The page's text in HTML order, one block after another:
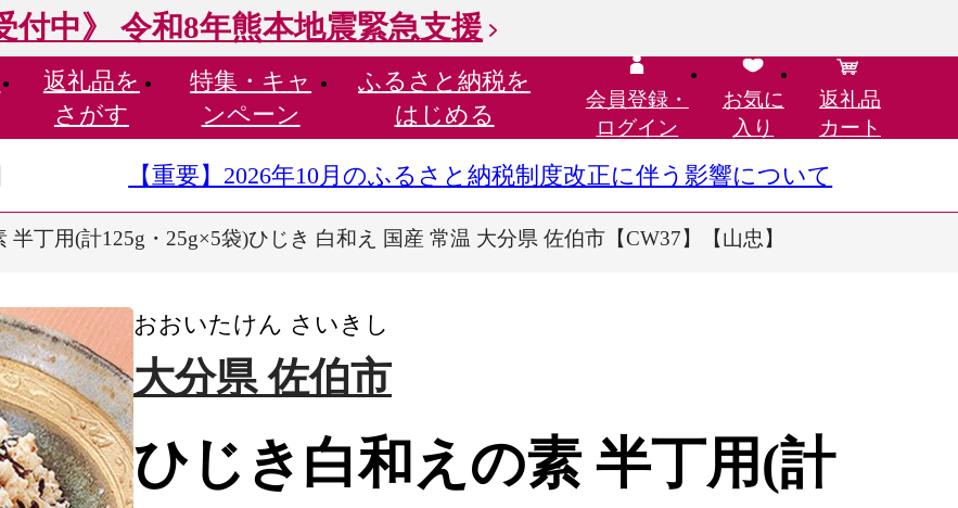
付中》 令和8年熊本地震緊急支援
返礼品を
さがす
特集・ キャ
ンペーン
ふるさと納税を
はじめる
会員登録・
ログイン
お気に
入り
返礼品
カート
【重要】2026年10月のふるさと納税制度改正に伴う影響について
半丁用(計125g・25g×5袋)ひじき 白和え 国産 常温 大分県 佐伯市【CW37】【山忠】
おおいたけん さいきし
大分県 佐伯市
ひじき白和えの素 半丁用(計